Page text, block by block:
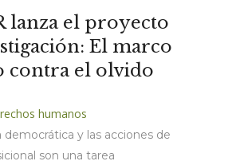
lanza el proyecto
El marco
contra el olvido
humanos
democrática y las acciones de
son una tarea